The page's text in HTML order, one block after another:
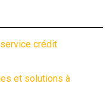
crédit
et solutions à